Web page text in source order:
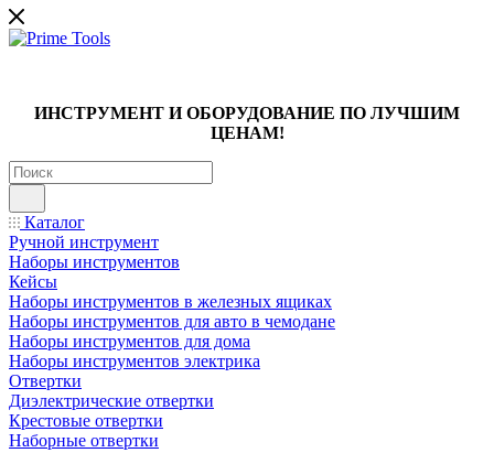
ИНСТРУМЕНТ И ОБОРУДОВАНИЕ ПО ЛУЧШИМ
ЦЕНАМ!
Каталог
Ручной инструмент
Наборы инструментов
Кейсы
Наборы инструментов в железных ящиках
Наборы инструментов для авто в чемодане
Наборы инструментов для дома
Наборы инструментов электрика
Отвертки
Диэлектрические отвертки
Крестовые отвертки
Наборные отвертки